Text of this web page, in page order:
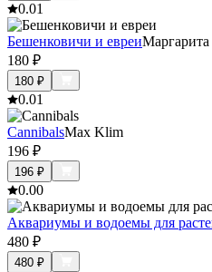
0.01
Бешенковичи и евреи
180 ₽
180 ₽
0.01
CannibalsMax Klim
196 ₽
196 ₽
0.00
Аквариумы и водоемы для
480 ₽
480 ₽